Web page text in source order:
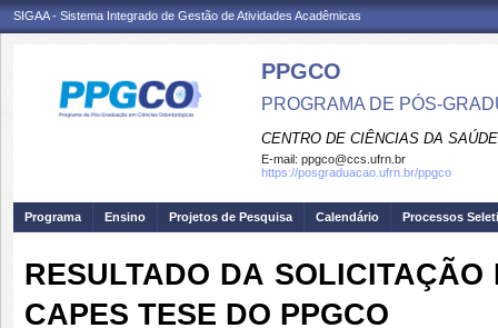
SIGAA - Sistema Integrado de Gestão de Atividades Acadêmicas
PPGCO
PROGRAMA DE PÓS-
CENTRO DE CIÊNCIAS DA SAÚDE
E-mail: ppgco@ccs.ufrn.br
https://posgraduacao.ufrn.br/ppgco
Programa Ensino Projetos de Pesquisa Calendário Processos
RESULTADO DA
CAPES TESE DO PPGCO